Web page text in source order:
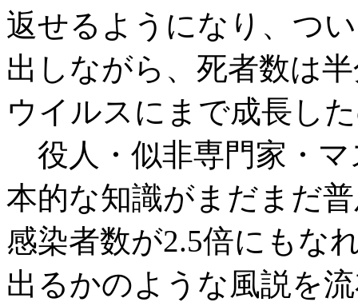
返せるようになり、つ
出しながら、死者数は
ウイルスにまで成長し
役人・似非専門家・
本的な知識がまだまだ
感染者数が2.5倍にもな
出るかのような風説を